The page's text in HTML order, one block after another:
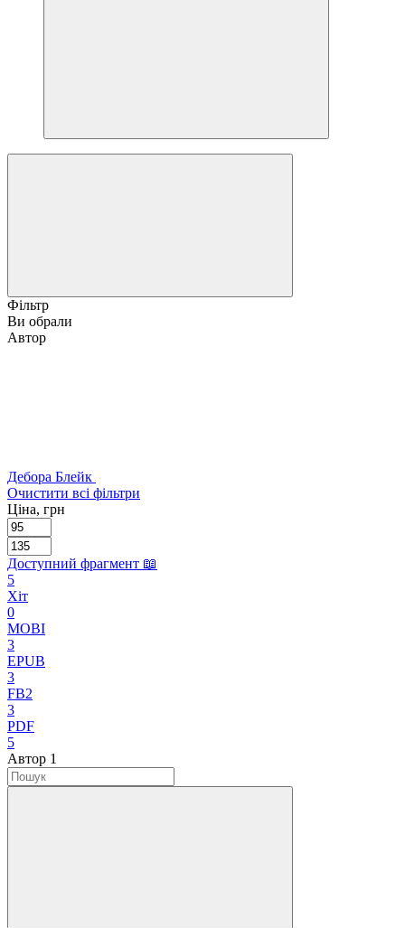
Фільтр
Ви обрали
Автор
Дебора Блейк
Очистити всі фільтри
Ціна, грн
Доступний фрагмент 📖
5
Хіт
0
MOBI
3
EPUB
3
FB2
3
PDF
5
Автор 1